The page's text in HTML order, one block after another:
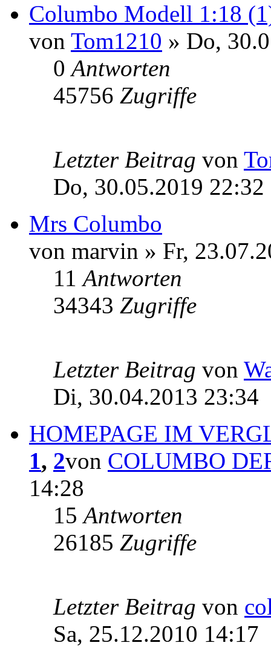
Columbo Modell 1:18
von Tom1210 » Do,
0Antworten
45756 Zugriffe
Letzter Beitrag von
Do, 30.05.2019 22:32
Mrs Columbo
von marvin » Fr,
11Antworten
34343 Zugriffe
Letzter Beitrag von
Di, 30.04.2013 23:34
HOMEPAGE IM
1, 2von COLUMBO
14:28
15Antworten
26185 Zugriffe
Letzter Beitrag von
Sa, 25.12.2010 14:17